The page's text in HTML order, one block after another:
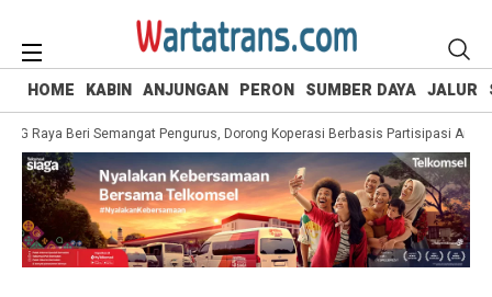
HOME KABIN ANJUNGAN PERON SUMBER DAYA JALUR
Raya Beri Semangat Pengurus, Dorong Koperasi Berbasis Partisipasi Anggota